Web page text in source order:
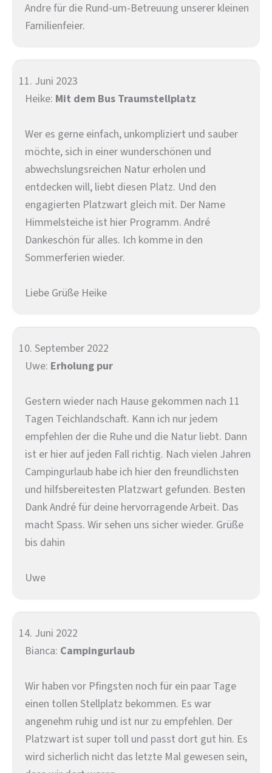
Andre für die Rund-um-Betreuung unserer kleinen
Familienfeier.
11. Juni 2023
Heike: Mit dem Bus Traumstellplatz
Wer es gerne einfach, unkompliziert und sauber
möchte, sich in einer wunderschönen und
abwechslungsreichen Natur erholen und
entdecken will, liebt diesen Platz. Und den
engagierten Platzwart gleich mit. Der Name
Himmelsteiche ist hier Programm. André
Dankeschön für alles. Ich komme in den
Sommerferien wieder.
Liebe Grüße Heike
10. September 2022
Uwe: Erholung pur
Gestern wieder nach Hause gekommen nach 11
Tagen Teichlandschaft. Kann ich nur jedem
empfehlen der die Ruhe und die Natur liebt. Dann
ist er hier auf jeden Fall richtig. Nach vielen Jahren
Campingurlaub habe ich hier den freundlichsten
und hilfsbereitesten Platzwart gefunden. Besten
Dank André für deine hervorragende Arbeit. Das
macht Spass. Wir sehen uns sicher wieder. Grüße
bis dahin
Uwe
14. Juni 2022
Bianca: Campingurlaub
Wir haben vor Pfingsten noch für ein paar Tage
einen tollen Stellplatz bekommen. Es war
angenehm ruhig und ist nur zu empfehlen. Der
Platzwart ist super toll und passt dort gut hin. Es
wird sicherlich nicht das letzte Mal gewesen sein,